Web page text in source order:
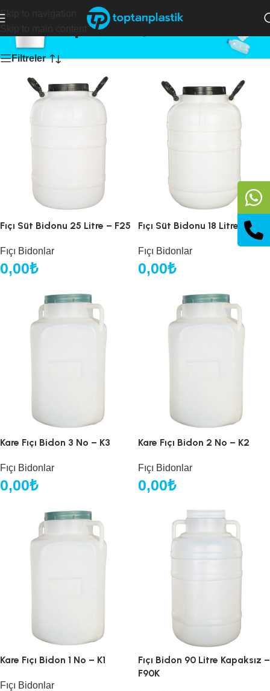
Skip to navigationtoptan fıçı bidon
Filtreler
Fıçı Süt Bidonu 25 Litre – F25
Fıçı Bidonlar
0,00₺
Fıçı Süt Bidonu 18 Litre – F18
Fıçı Bidonlar
0,00₺
Kare Fıçı Bidon 3 No – K3
Fıçı Bidonlar
0,00₺
Kare Fıçı Bidon 2 No – K2
Fıçı Bidonlar
0,00₺
Kare Fıçı Bidon 1 No – K1
Fıçı Bidonlar
Fıçı Bidon 90 Litre Kapaksız –
F90K